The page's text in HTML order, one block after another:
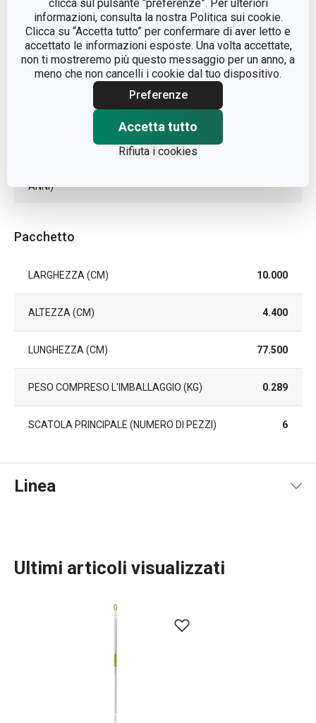
clicca sul pulsante “preferenze”. Per ulteriori
informazioni, consulta la nostra Politica sui cookie.
Clicca su “Accetta tutto” per confermare di aver letto e
accettato le informazioni esposte. Una volta accettate,
non ti mostreremo più questo messaggio per un anno, a
meno che non cancelli i cookie dal tuo dispositivo.
Preferenze
Accetta tutto
Rifiuta i cookies
LINEA DI PRODOTTO ProfiMATE
MATERIALE
plastica,
metallo
8595028404852
ANNI)
Pacchetto
LARGHEZZA (CM) 10.000
ALTEZZA (CM) 4.400
LUNGHEZZA (CM) 77.500
PESO COMPRESO L'IMBALLAGGIO (KG) 0.289
SCATOLA PRINCIPALE (NUMERO DI PEZZI) 6
Linea
Organizzazione e pulizia
Ultimi articoli visualizzati